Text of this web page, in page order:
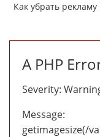
Как убрать рекламу
A PHP
Severity:
Message:
getimagesize(/